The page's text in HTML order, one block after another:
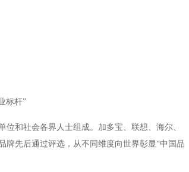
标杆”
和社会各界人士组成。加多宝、联想、海尔、
牌先后通过评选，从不同维度向世界彰显“中国品